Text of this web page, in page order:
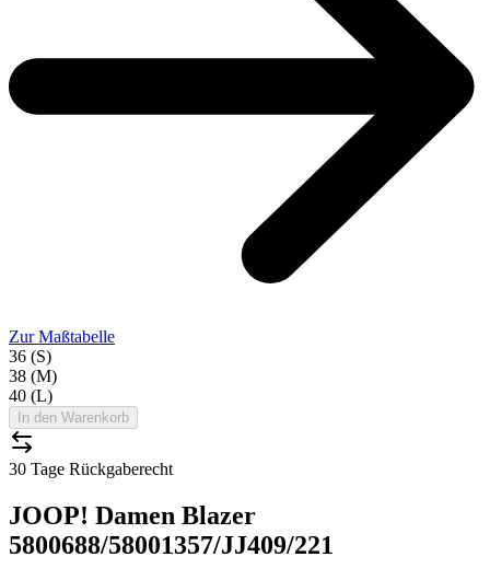
Zur Maßtabelle
36 (S)
38 (M)
40 (L)
In den Warenkorb
30 Tage Rückgaberecht
JOOP! Damen Blazer
5800688/58001357/JJ409/221